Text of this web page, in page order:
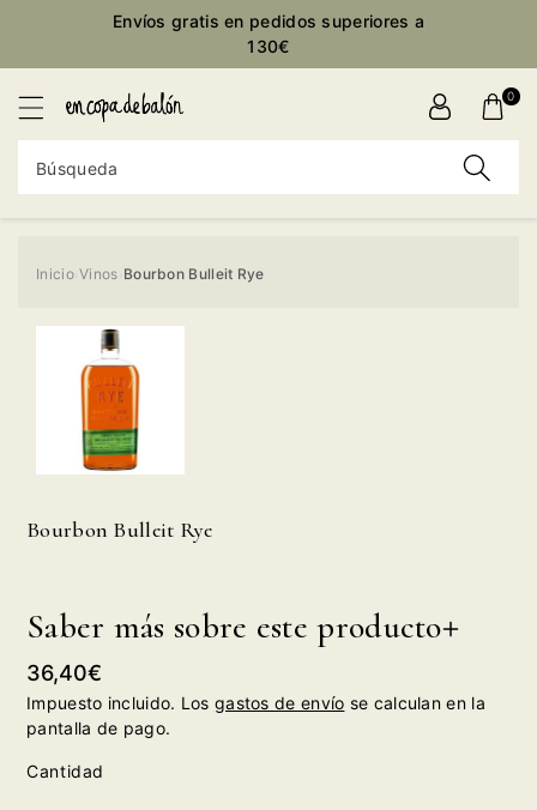
Envíos gratis en pedidos superiores a
130€
Búsqueda
0
Inicio›Vinos Bourbon Bulleit Rye
producto
Bourbon Bulleit Rye
Saber más sobre este producto
Precio
habitual
36,40€
Impuesto incluido. Los gastos de envío se calculan en la
pantalla de pago.
Cantidad